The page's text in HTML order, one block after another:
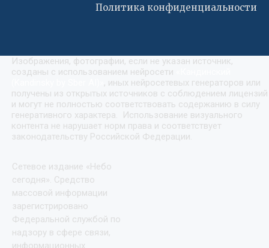
Политика конфиденциальности
Изображения, фотографии, если не указан источник,
созданы с использованием нейросети
, иных нейросетевых генераторов или
получены из открытых источников с соблюдением лицензий
и могут не полностью соответствовать содержанию в силу
генеративного характера. Использование визуального
контента не нарушает норм права и соответствует
законодательству Российской Федерации.
Сетевое издание «Небо
сегодня». Средство
массовой информации
зарегистрировано
Федеральной службой по
надзору в сфере связи,
информационных